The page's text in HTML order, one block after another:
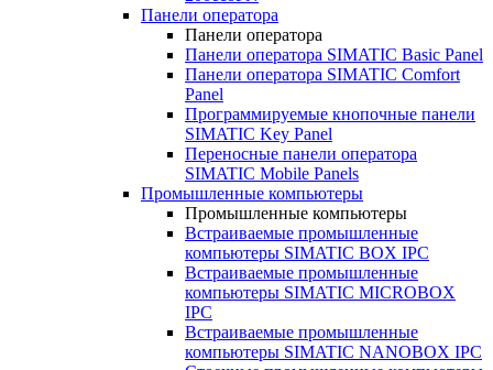
Панели оператора
Панели оператора
Панели оператора SIMATIC Basic Panel
Панели оператора SIMATIC Comfort
Panel
Программируемые кнопочные панели
SIMATIC Key Panel
Переносные панели оператора
SIMATIC Mobile Panels
Промышленные компьютеры
Промышленные компьютеры
Встраиваемые промышленные
компьютеры SIMATIC BOX IPC
Встраиваемые промышленные
компьютеры SIMATIC MICROBOX
IPC
Встраиваемые промышленные
компьютеры SIMATIC NANOBOX IPC